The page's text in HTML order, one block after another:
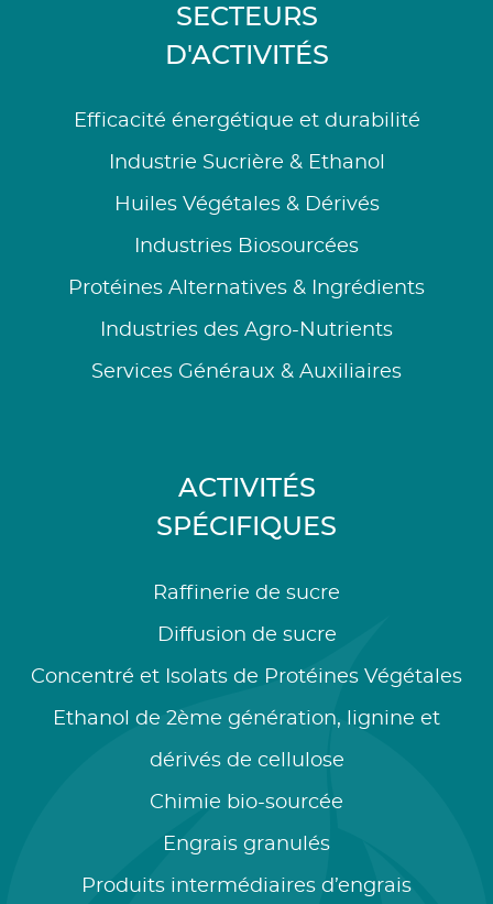
SECTEURS
D'ACTIVITÉS
Efficacité énergétique et durabilité
Industrie Sucrière & Ethanol
Huiles Végétales & Dérivés
Industries Biosourcées
Protéines Alternatives & Ingrédients
Industries des Agro-Nutrients
Services Généraux & Auxiliaires
ACTIVITÉS
SPÉCIFIQUES
Raffinerie de sucre
Diffusion de sucre
Concentré et Isolats de Protéines Végétales
Ethanol de 2ème génération, lignine et
dérivés de cellulose
Chimie bio-sourcée
Engrais granulés
Produits intermédiaires d’engrais